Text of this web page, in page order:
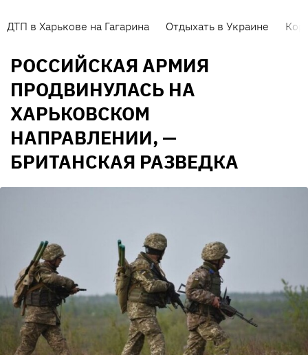
ДТП в Харькове на Гагарина Отдыхать в Украине
РОССИЙСКАЯ АРМИЯ
ПРОДВИНУЛАСЬ НА
ХАРЬКОВСКОМ
НАПРАВЛЕНИИ, —
БРИТАНСКАЯ РАЗВЕДКА